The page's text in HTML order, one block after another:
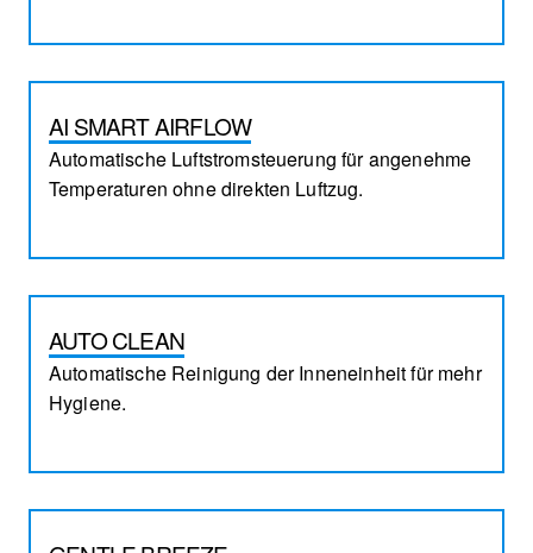
AI SMART AIRFLOW
Automatische Luftstromsteuerung für angenehme
Temperaturen ohne direkten Luftzug.
AUTO CLEAN
Automatische Reinigung der Inneneinheit für mehr
Hygiene.